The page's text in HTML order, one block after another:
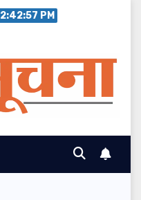
2:42:58 PM